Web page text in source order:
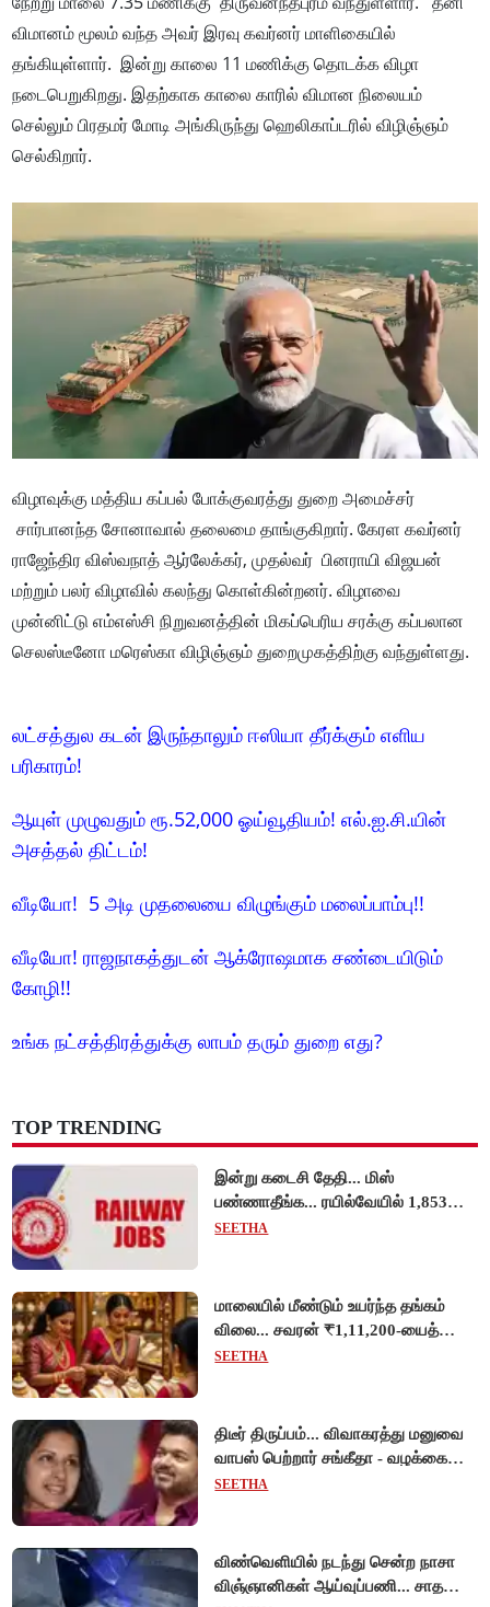
விமானம் மூலம் வந்த அவர் இரவு கவர்னர் மாளிகையில்
தங்கியுள்ளார். இன்று காலை 11 மணிக்கு தொடக்க விழா
நடைபெறுகிறது. இதற்காக காலை காரில் விமான நிலையம்
செல்லும் பிரதமர் மோடி அங்கிருந்து ஹெலிகாப்டரில் விழிஞ்ஞம்
செல்கிறார்.
விழாவுக்கு மத்திய கப்பல் போக்குவரத்து துறை அமைச்சர்
சார்பானந்த சோனாவால் தலைமை தாங்குகிறார். கேரள கவர்னர்
ராஜேந்திர விஸ்வநாத் ஆர்லேக்கர், முதல்வர் பினராயி விஜயன்
மற்றும் பலர் விழாவில் கலந்து கொள்கின்றனர். விழாவை
முன்னிட்டு எம்எஸ்சி நிறுவனத்தின் மிகப்பெரிய சரக்கு கப்பலான
செலஸ்டீனோ மரெஸ்கா விழிஞ்ஞம் துறைமுகத்திற்கு வந்துள்ளது.
லட்சத்துல கடன் இருந்தாலும் ஈஸியா தீர்க்கும் எளிய
பரிகாரம்!
ஆயுள் முழுவதும் ரூ.52,000 ஓய்வூதியம்! எல்.ஐ.சி.யின்
அசத்தல் திட்டம்!
வீடியோ! 5 அடி முதலையை விழுங்கும் மலைப்பாம்பு!!
வீடியோ! ராஜநாகத்துடன் ஆக்ரோஷமாக சண்டையிடும்
கோழி!!
உங்க நட்சத்திரத்துக்கு லாபம் தரும் துறை எது?
TOP TRENDING
இன்று கடைசி தேதி... மிஸ்
பண்ணாதீங்க... ரயில்வேயில் 1,853
அப்ரண்டிஸ் பணியிடங்களுக்கு
SEETHA
மாலையில் மீண்டும் உயர்ந்த தங்கம்
விலை... சவரன் ₹1,11,200-யைத்
தொட்டது!
SEETHA
திடீர் திருப்பம்... விவாகரத்து மனுவை
வாபஸ் பெற்றார் சங்கீதா - வழக்கை
முடித்து வைத்தது செங்கல்பட்டு
SEETHA
விண்வெளியில் நடந்து சென்ற நாசா
விஞ்ஞானிகள் ஆய்வுப்பணி... சாதனை